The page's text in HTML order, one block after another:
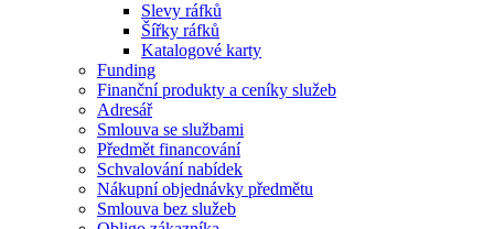
Slevy ráfků
Šířky ráfků
Katalogové karty
Funding
Finanční produkty a ceníky služeb
Adresář
Smlouva se službami
Předmět financování
Schvalování nabídek
Nákupní objednávky předmětu
Smlouva bez služeb